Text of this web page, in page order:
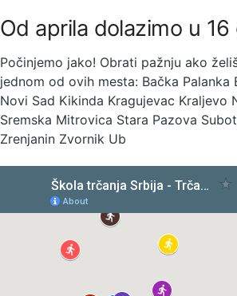
Od aprila dolazimo u 16
Počinjemo jako! Obrati pažnju ako
jednom od ovih mesta: Bačka Palanka
Novi Sad Kikinda Kragujevac Kraljevo
Sremska Mitrovica Stara Pazova
Zrenjanin Zvornik Ub